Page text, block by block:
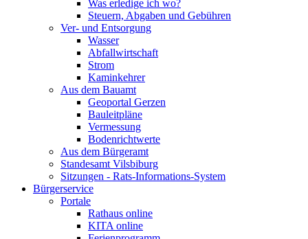
Was erledige ich wo?
Steuern, Abgaben und Gebühren
Ver- und Entsorgung
Wasser
Abfallwirtschaft
Strom
Kaminkehrer
Aus dem Bauamt
Geoportal Gerzen
Bauleitpläne
Vermessung
Bodenrichtwerte
Aus dem Bürgeramt
Standesamt Vilsbiburg
Sitzungen - Rats-Informations-System
Bürgerservice
Portale
Rathaus online
KITA online